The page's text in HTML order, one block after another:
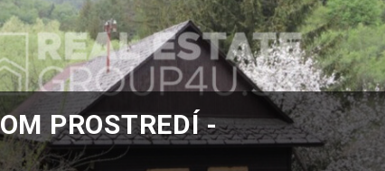
PROSTREDÍ -